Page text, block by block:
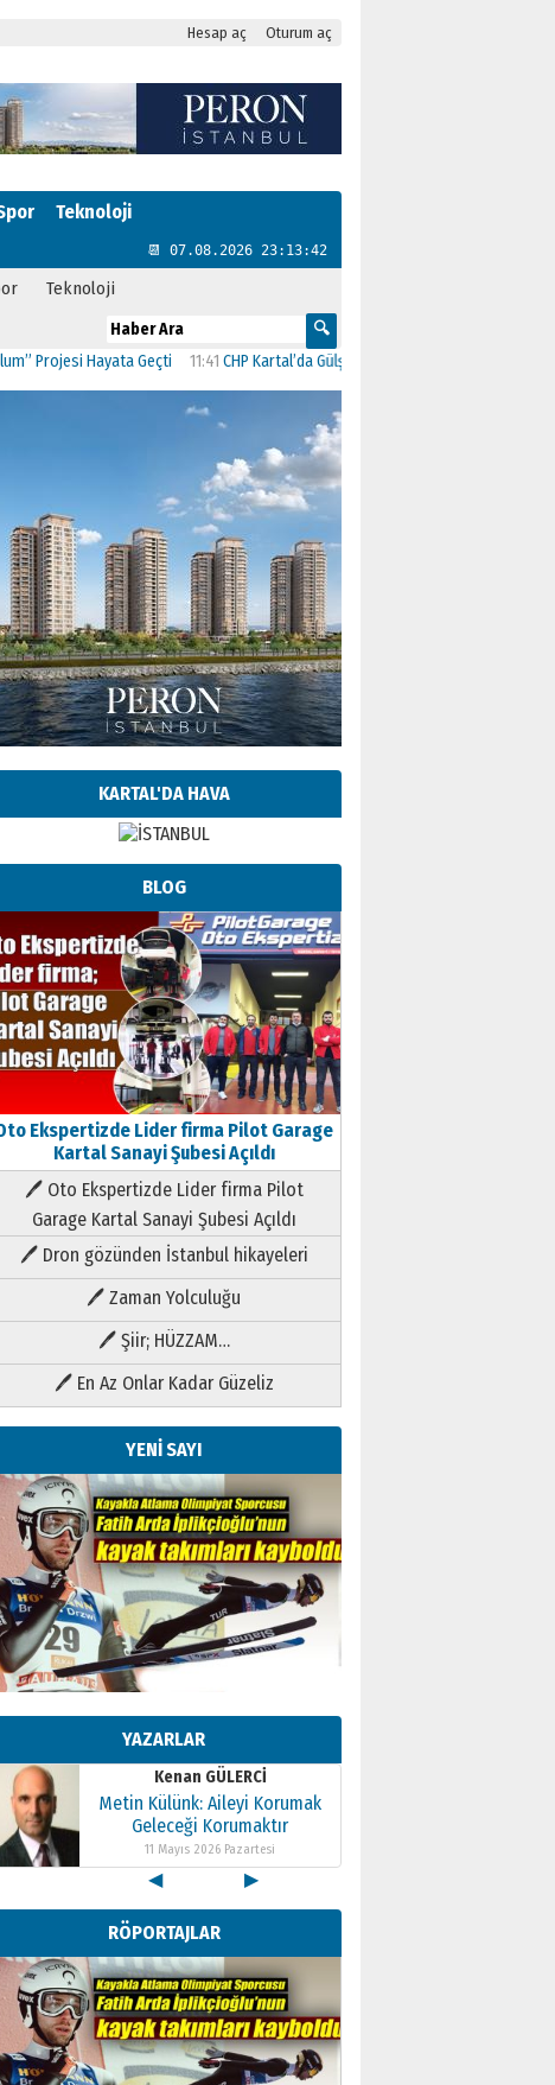
Hesap aç Oturum aç
Teknoloji
📆 07.08.2026 23:13:44
Teknoloji
Geçti 11:41CHP Kartal’da Gülşen Neşe Büklü dönemi
KARTAL'DA HAVA
BLOG
Ekspertizde Lider firma Pilot Garage
Kartal Sanayi Şubesi Açıldı
🖊 Oto Ekspertizde Lider firma Pilot
Garage Kartal Sanayi Şubesi Açıldı
🖊 Dron gözünden İstanbul hikayeleri
🖊 Zaman Yolculuğu
🖊 Şiir; HÜZZAM…
🖊 En Az Onlar Kadar Güzeliz
YENİ SAYI
YAZARLAR
Kenan GÜLERCİ
Metin Külünk: Aileyi Korumak
Geleceği Korumaktır
11 Mayıs 2026 Pazartesi
Kenan GÜLERCİ
Metin Külünk: Aileyi Korumak
Geleceği Korumaktır
11 Mayıs 2026 Pazartesi
Kenan GÜLERCİ
Metin Külünk: Aileyi Korumak
Geleceği Korumaktır
11 Mayıs 2026 Pazartesi
◀ ▶
RÖPORTAJLAR